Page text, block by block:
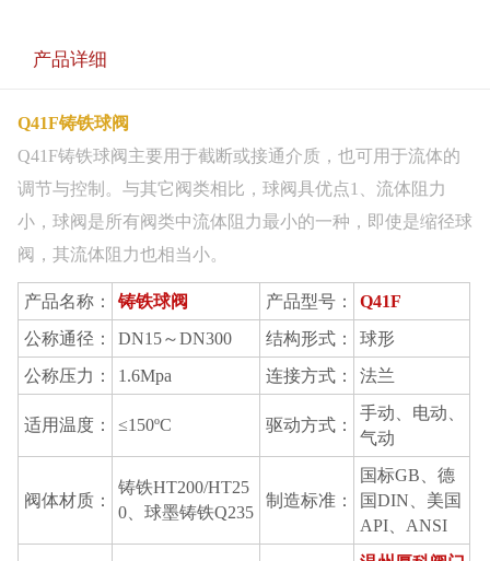
产品详细
Q41F铸铁球阀
Q41F铸铁球阀主要用于截断或接通介质，也可用于流体的
调节与控制。与其它阀类相比，球阀具优点1、流体阻力
小，球阀是所有阀类中流体阻力最小的一种，即使是缩径球
阀，其流体阻力也相当小。
产品名称： 铸铁球阀 产品型号：
Q41F
公称通径：
DN15～DN300 结构形式：
球形
公称压力：
1.6Mpa 连接方式： 法兰
适用温度： ≤150ºC 驱动方式：
手动、电动、
气动
阀体材质：
铸铁HT200/HT25
0、球墨铸铁Q235
制造标准：
国标GB、德
国DIN、美国
API、ANSI